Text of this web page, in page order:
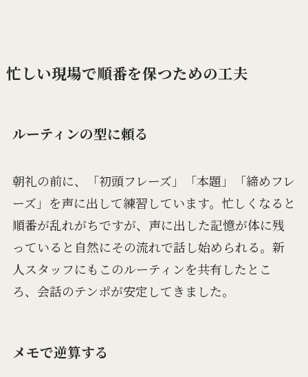
忙しい現場で順番を保つための工夫
ルーティンの型に頼る
朝礼の前に、「初頭フレーズ」「本題」「締めフレ
ーズ」を声に出して練習しています。忙しくなると
順番が乱れがちですが、声に出した記憶が体に残
っていると自然にその流れで話し始められる。新
人スタッフにもこのルーティンを共有したとこ
ろ、会話のテンポが安定してきました。
メモで逆算する